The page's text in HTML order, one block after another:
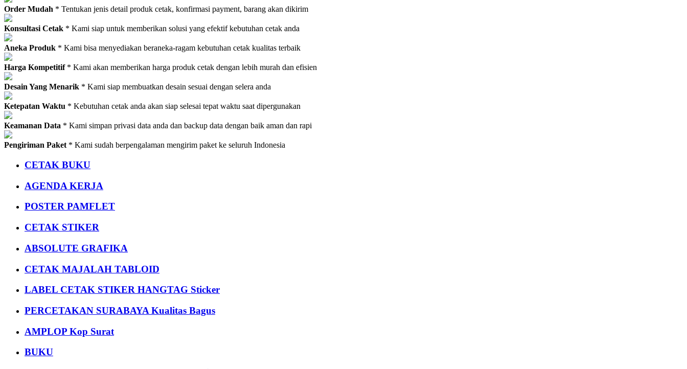
Order Mudah * Tentukan jenis detail produk cetak, konfirmasi payment, barang akan dikirim
Konsultasi Cetak * Kami siap untuk memberikan solusi yang efektif kebutuhan cetak anda
Aneka Produk * Kami bisa menyediakan beraneka-ragam kebutuhan cetak kualitas terbaik
Harga Kompetitif* Kami akan memberikan harga produk cetak dengan lebih murah dan efisien
Desain Yang Menarik * Kami siap membuatkan desain sesuai dengan selera anda
Ketepatan Waktu * Kebutuhan cetak anda akan siap selesai tepat waktu saat dipergunakan
Keamanan Data * Kami simpan privasi data anda dan backup data dengan baik aman dan rapi
Pengiriman Paket * Kami sudah berpengalaman mengirim paket ke seluruh Indonesia
CETAK BUKU
AGENDA KERJA
POSTER PAMFLET
CETAK STIKER
ABSOLUTE GRAFIKA
CETAK MAJALAH TABLOID
LABEL CETAK STIKER HANGTAG Sticker
PERCETAKAN SURABAYA Kualitas Bagus
AMPLOP Kop Surat
BUKU